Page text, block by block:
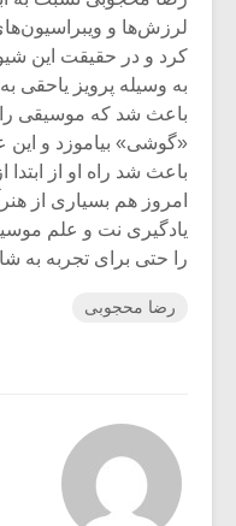
لرزش‌ها و
کرد و در حقیقت این
به وسیله پرویز یاحقی
باعث شد که موسیقی را
«گوشی» بیاموزد و این
باعث شد راه او از
امروز هم بسیاری از
یادگیری نت و علم
را حتی برای تجربه به
رضا محجوبی